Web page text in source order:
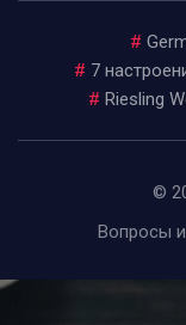
#
# 7
# Riesling
©
Вопросы